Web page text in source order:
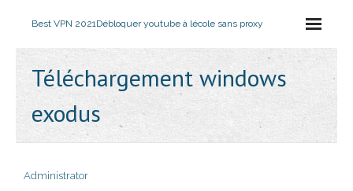
Best VPN 2021Débloquer youtube à lécole sans proxy
Téléchargement windows
exodus
Administrator